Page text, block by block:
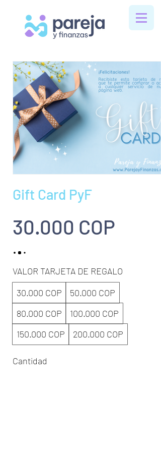
Gift Card PyF
30.000 COP
VALOR TARJETA DE REGALO
30.000 COP
50.000 COP
80.000 COP
100.000 COP
150.000 COP
200.000 COP
Cantidad